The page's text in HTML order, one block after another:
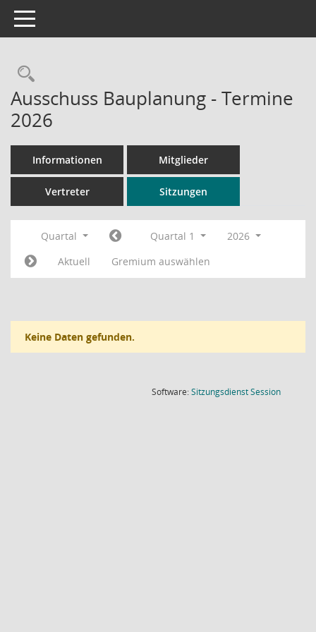
Toggle navigation
Rechercheauswahl
Ausschuss Bauplanung - Termine
2026
Informationen Mitglieder
Vertreter Sitzungen
Quartal Quartal 1
2026
Aktuell
Gremium auswählen
Keine Daten gefunden.
Software:SitzungsdienstSession(Wird in